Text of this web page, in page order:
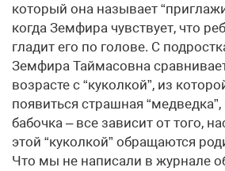
который она называет
когда Земфира чувствует, что
гладит его по голове. С
Земфира Таймасовна
возрасте с “куколкой”, из
появиться страшная
бабочка – все зависит от того,
этой “куколкой” обращаются
Что мы не написали в журнале